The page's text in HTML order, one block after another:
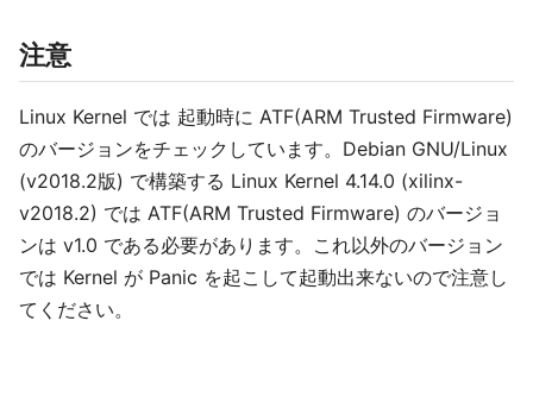
注意
Linux Kernel では 起動時に ATF(ARM Trusted Firmware)
のバージョンをチェックしています。Debian GNU/Linux
(v2018.2版) で構築する Linux Kernel 4.14.0 (xilinx-
v2018.2) では ATF(ARM Trusted Firmware) のバージョ
ンは v1.0 である必要があります。これ以外のバージョン
では Kernel が Panic を起こして起動出来ないので注意し
てください。